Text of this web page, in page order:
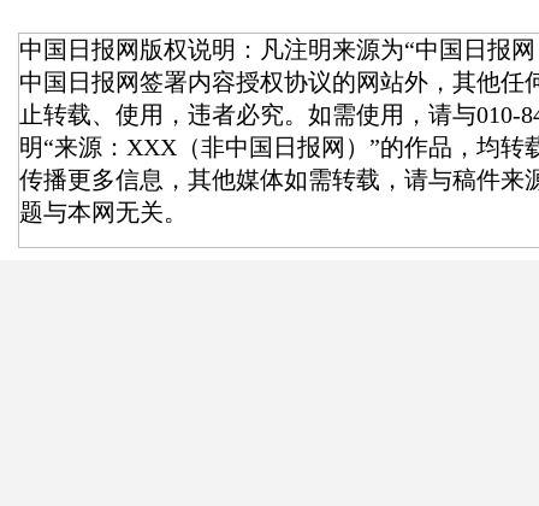
中国日报网版权说明：凡注明来源为“中国日报
中国日报网签署内容授权协议的网站外，其他任
止转载、使用，违者必究。如需使用，请与010-
明“来源：XXX（非中国日报网）”的作品，均转
传播更多信息，其他媒体如需转载，请与稿件来
题与本网无关。